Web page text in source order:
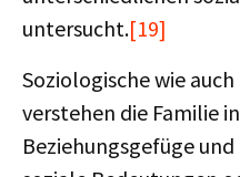
untersucht.[19]
Soziologische wie
verstehen die Familie
Beziehungsgefüge